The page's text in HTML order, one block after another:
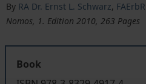
By RA Dr. Ernst L. Schwarz,
Nomos, 1. Edition 2010, 263 Pages
Book